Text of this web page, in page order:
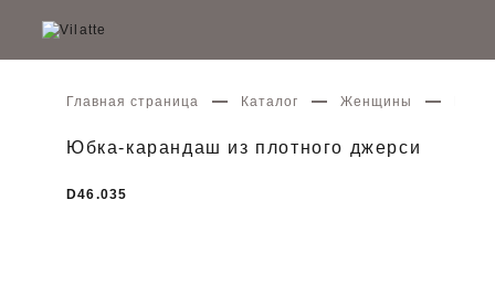
Главная страница Каталог Женщины
Юбка-карандаш из плотного джерси
D46.035